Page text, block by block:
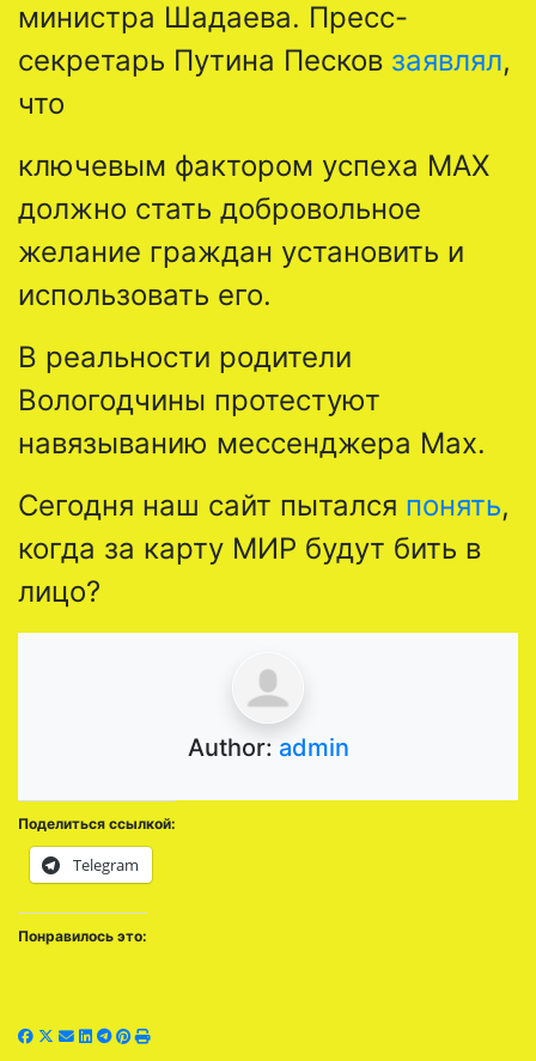
министра Шадаева. Пресс-
секретарь Путина Песков заявлял,
что
ключевым фактором успеха MAX
должно стать добровольное
желание граждан установить и
использовать его.
В реальности родители
Вологодчины протестуют
навязыванию мессенджера Max.
Сегодня наш сайт пытался понять,
когда за карту МИР будут бить в
лицо?
Author: admin
Поделиться ссылкой:
Telegram
Понравилось это: